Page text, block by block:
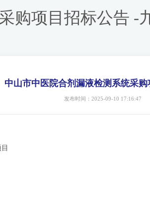
购项目招标公告 -
中山市中医院合剂漏液检测系统采
发布时间：2025-09-10 17:16:47